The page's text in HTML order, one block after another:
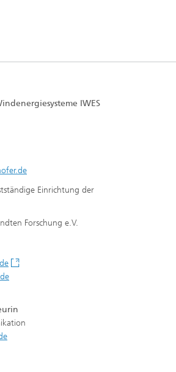
IWES
Einrichtung der
Forschung e.V.